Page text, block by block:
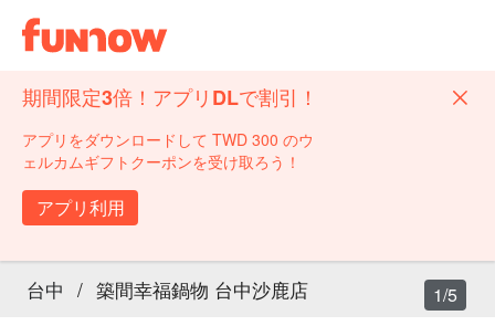
期間限定3倍！アプリDLで割引！
アプリをダウンロードして TWD 300 のウ
ェルカムギフトクーポンを受け取ろう！
アプリ利用
台中 / 築間幸福鍋物 台中沙鹿店 1/5